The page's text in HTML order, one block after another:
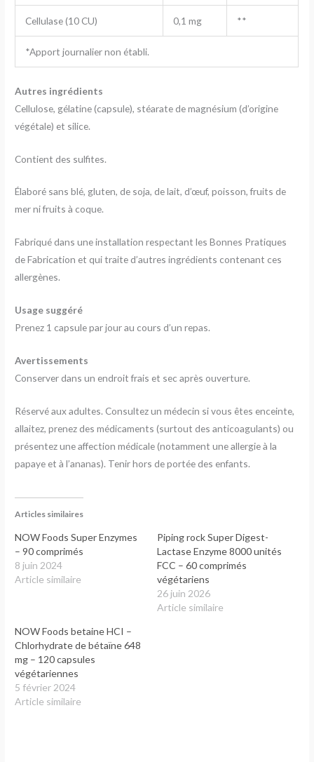
Cellulase (10 CU) 0,1 mg **
*Apport journalier non établi.
Autres ingrédients
Cellulose, gélatine (capsule), stéarate de magnésium (d’origine
végétale) et silice.
Contient des sulfites.
Élaboré sans blé, gluten, de soja, de lait, d’œuf, poisson, fruits de
mer ni fruits à coque.
Fabriqué dans une installation respectant les Bonnes Pratiques
de Fabrication et qui traite d’autres ingrédients contenant ces
allergènes.
Usage suggéré
Prenez 1 capsule par jour au cours d’un repas.
Avertissements
Conserver dans un endroit frais et sec après ouverture.
Réservé aux adultes. Consultez un médecin si vous êtes enceinte,
allaitez, prenez des médicaments (surtout des anticoagulants) ou
présentez une affection médicale (notamment une allergie à la
papaye et à l’ananas). Tenir hors de portée des enfants.
Articles similaires
NOW Foods Super Enzymes
– 90 comprimés
8 juin 2024
Article similaire
Piping rock Super Digest-
Lactase Enzyme 8000 unités
FCC – 60 comprimés
végétariens
26 juin 2026
Article similaire
NOW Foods betaine HCI –
Chlorhydrate de bétaïne 648
mg – 120 capsules
végétariennes
5 février 2024
Article similaire